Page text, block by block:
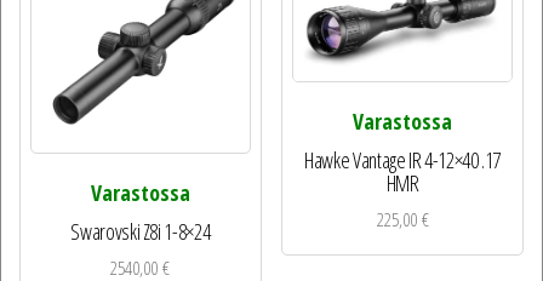
Varastossa
Swarovski Z8i 1-8×24
2540,00€
Varastossa
Hawke Vantage IR 4-12×40 .17
HMR
225,00€